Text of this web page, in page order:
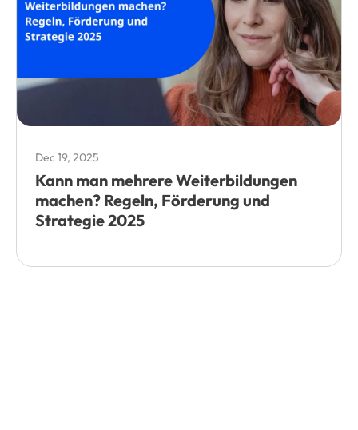
Dec 19, 2025
Kann man mehrere Weiterbildungen
machen? Regeln, Förderung und
Strategie 2025